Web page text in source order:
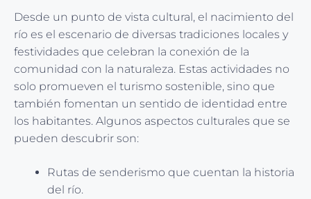
Desde un punto de vista cultural, el nacimiento del
río es el escenario de diversas tradiciones locales y
festividades que celebran la conexión de la
comunidad con la naturaleza. Estas actividades no
solo promueven el turismo sostenible, sino que
también fomentan un sentido de identidad entre
los habitantes. Algunos aspectos culturales que se
pueden descubrir son:
Rutas de senderismo que cuentan la historia
del río.